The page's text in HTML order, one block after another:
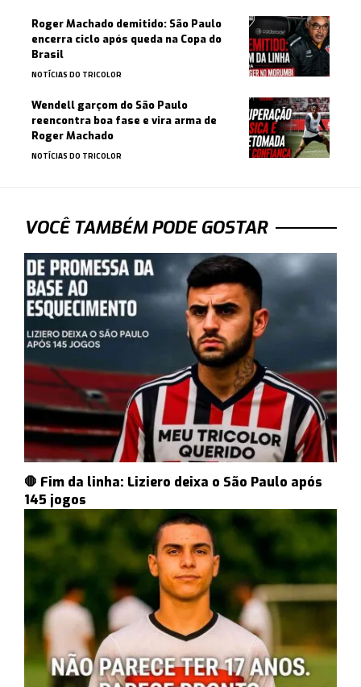
Roger Machado demitido: São Paulo
encerra ciclo após queda na Copa do
Brasil
NOTÍCIAS DO TRICOLOR
Wendell garçom do São Paulo
reencontra boa fase e vira arma de
Roger Machado
NOTÍCIAS DO TRICOLOR
VOCÊ TAMBÉM PODE GOSTAR
🛑 Fim da linha: Liziero deixa o São Paulo após
145 jogos